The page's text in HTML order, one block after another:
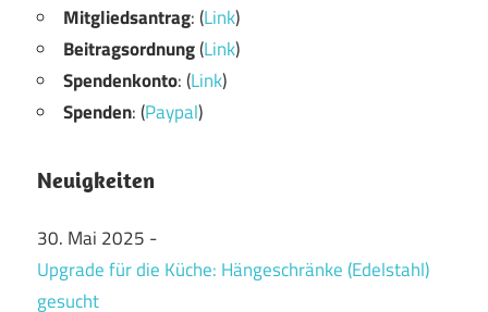
Mitgliedsantrag: (Link)
Beitragsordnung(Link)
Spendenkonto: (Link)
Spenden: (Paypal)
Neuigkeiten
30. Mai 2025 -
Upgrade für die Küche: Hängeschränke (Edelstahl)
gesucht